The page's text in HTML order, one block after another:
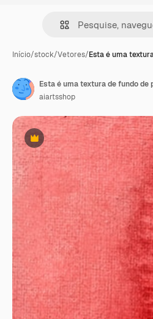
Início/stock/Vetores/Esta é uma
Premium
Esta é uma textura de fundo
aiartsshop